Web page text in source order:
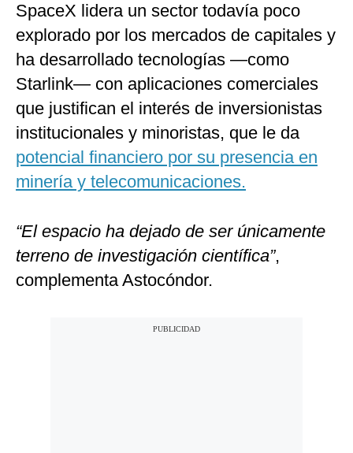
SpaceX lidera un sector todavía poco
explorado por los mercados de capitales y
ha desarrollado tecnologías —como
Starlink— con aplicaciones comerciales
que justifican el interés de inversionistas
institucionales y minoristas, que le da
potencial financiero por su presencia en
minería y telecomunicaciones.
“El espacio ha dejado de ser únicamente
terreno de investigación científica”,
complementa Astocóndor.